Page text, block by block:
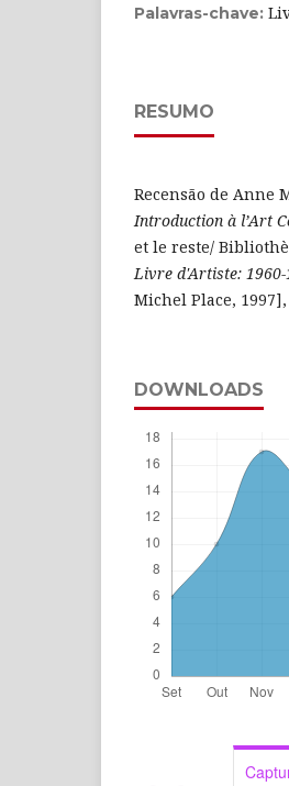
Palavras-chave:
RESUMO
Recensão de Anne
Introduction à l’Art
et le reste/
Livre d'Artiste: 1960-
Michel Place, 1997],
DOWNLOADS